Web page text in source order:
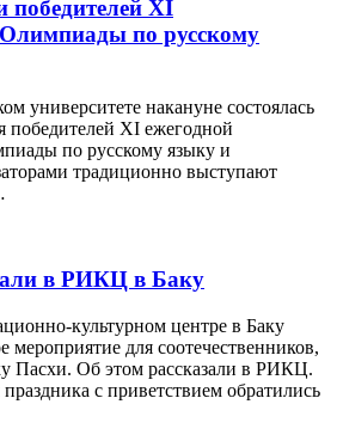
победителей ХI
по русскому
университете накануне состоялась
победителей ХI ежегодной
по русскому языку и
традиционно выступают
в РИКЦ в Баку
культурном центре в Баку
мероприятие для соотечественников,
Пасхи. Об этом рассказали в РИКЦ.
с приветствием обратились